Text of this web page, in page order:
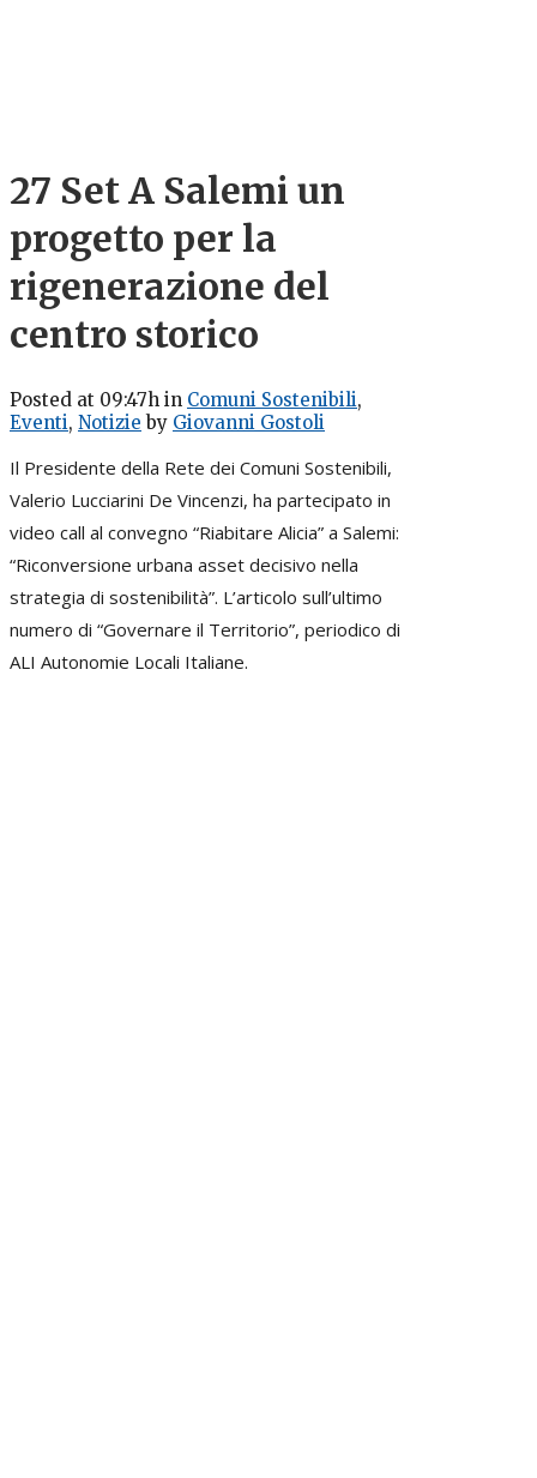
27 SetA Salemi un
progetto per la
rigenerazione del
centro storico
Posted at 09:47h in Comuni Sostenibili,
Eventi, Notizie by Giovanni Gostoli
Il Presidente della Rete dei Comuni Sostenibili,
Valerio Lucciarini De Vincenzi, ha partecipato in
video call al convegno “Riabitare Alicia” a Salemi:
“Riconversione urbana asset decisivo nella
strategia di sostenibilità”. L’articolo sull’ultimo
numero di “Governare il Territorio”, periodico di
ALI Autonomie Locali Italiane.